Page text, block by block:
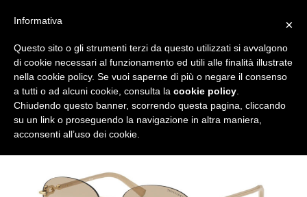
×
Informativa
Questo sito o gli strumenti terzi da questo utilizzati si avvalgono
di cookie necessari al funzionamento ed utili alle finalità illustrate
nella cookie policy. Se vuoi saperne di più o negare il consenso
a tutti o ad alcuni cookie, consulta la cookie policy
Chiudendo questo banner, scorrendo questa pagina, cliccando
su un link o proseguendo la navigazione in altra maniera,
acconsenti all’uso dei cookie.